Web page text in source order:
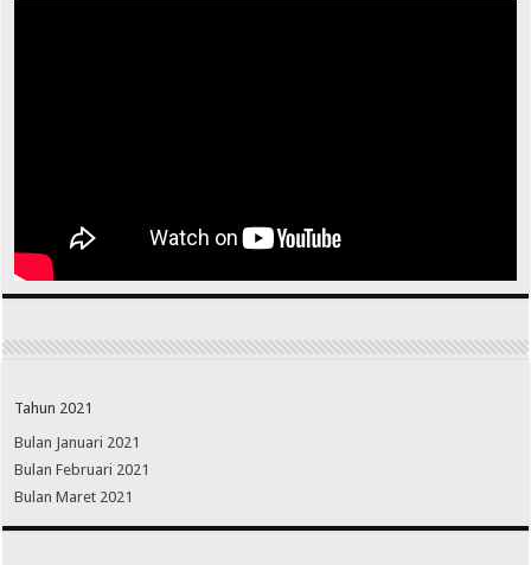
Tahun 2021
Bulan Januari 2021
Bulan Februari 2021
Bulan Maret 2021